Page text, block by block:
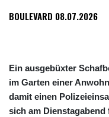
BOULEVARD 08.07.2026
Ein ausgebüxter
im Garten einer
damit einen
sich am